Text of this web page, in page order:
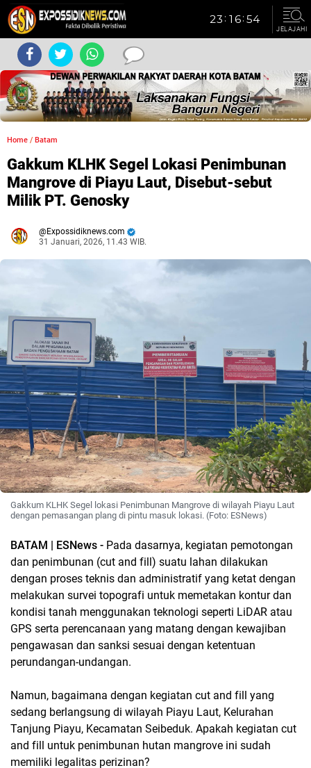
JELAJAHI
Home / Batam
Gakkum KLHK Segel Lokasi Penimbunan
Mangrove di Piayu Laut, Disebut-sebut
Milik PT. Genosky
Expossidiknews.com
31 Januari, 2026, 11.43 WIB.
Gakkum KLHK Segel lokasi Penimbunan Mangrove di wilayah Piayu Laut
dengan pemasangan plang di pintu masuk lokasi. (Foto: ESNews)
BATAM | ESNews - Pada dasarnya, kegiatan pemotongan
dan penimbunan (cut and fill) suatu lahan dilakukan
dengan proses teknis dan administratif yang ketat dengan
melakukan survei topografi untuk memetakan kontur dan
kondisi tanah menggunakan teknologi seperti LiDAR atau
GPS serta perencanaan yang matang dengan kewajiban
pengawasan dan sanksi sesuai dengan ketentuan
perundangan-undangan.
Namun, bagaimana dengan kegiatan cut and fill yang
sedang berlangsung di wilayah Piayu Laut, Kelurahan
Tanjung Piayu, Kecamatan Seibeduk. Apakah kegiatan cut
and fill untuk penimbunan hutan mangrove ini sudah
memiliki legalitas perizinan?